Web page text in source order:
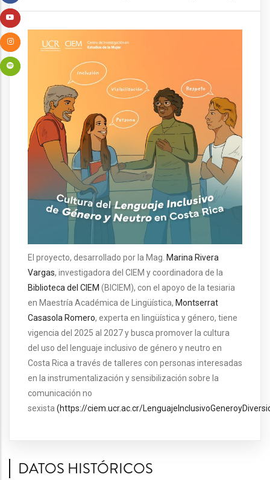
El proyecto, desarrollado por la Mag. Marina Rivera
Vargas, investigadora del CIEM y coordinadora de la
Biblioteca del CIEM (BICIEM), con el apoyo de la tesiaria
en Maestría Académica de Lingüística, Montserrat
Casasola Romero, experta en lingüística y género, tiene
vigencia del 2025 al 2027 y busca promover la cultura
del uso del lenguaje inclusivo de género y neutro en
Costa Rica a través de talleres con personas interesadas
en la instrumentalización y sensibilización sobre la
comunicación no
sexista (https://ciem.ucr.ac.cr/
DATOS HISTÓRICOS